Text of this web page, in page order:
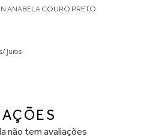
ANABELA COURO PRETO
juros
não tem avaliações